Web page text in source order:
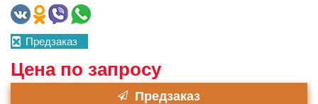
Предзаказ
Цена по запросу
Предзаказ